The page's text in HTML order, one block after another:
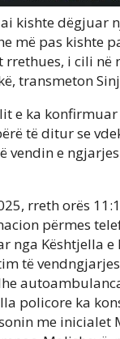
kishte dëgjuar
më pas kishte
rrethues, i cili në
transmeton
e ka konfirmuar
të ditur se
vendin e
rreth orës
përmes
nga Kështjella e
të
policore ka
me inicialet